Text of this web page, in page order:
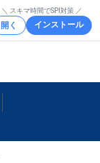
＼ スキマ時間でSPI対策 ／
開く インストール